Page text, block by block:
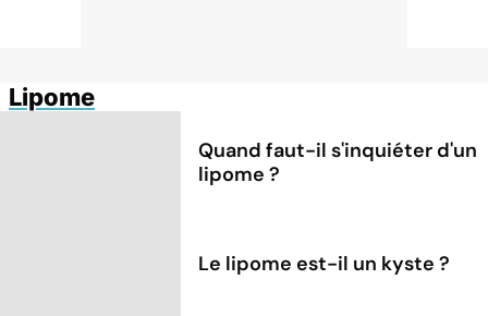
Lipome
Quand faut-il s'inquiéter d'un
lipome ?
Le lipome est-il un kyste ?